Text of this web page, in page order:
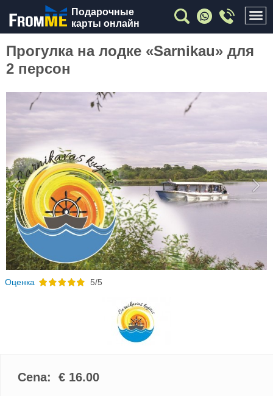
Подарочные
карты онлайн
Прогулка на лодке «Sarnikau» для
2 персон
Previous
Oценка 5/5
Cena: € 16.00